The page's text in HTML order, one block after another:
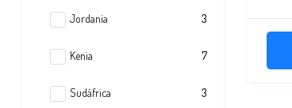
Jordania 3
Kenia 7
Sudáfrica 3